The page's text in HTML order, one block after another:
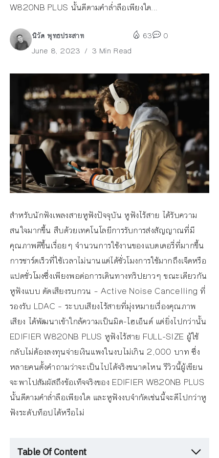
W820NB PLUS นั้นดีตามคำล่ำลือเพียงใด...
นิวัต พุทธประสาท
June 8, 2023
3 Min Read
63 0
สำหรับนักฟังเพลงสายหูฟังปัจจุบัน หูฟังไร้สาย ได้รับความ
สนใจมากขึ้น สืบด้วยเทคโนโลยีการรับการส่งสัญญาณที่มี
คุณภาพดีขึ้นเรื่อยๆ จำนวนการใช้งานของแบตเตอรี่ที่มากขึ้น
การชาร์ตเร็วที่ใช้เวลาไม่นานแต่ได้ชั่วโมงการใช้มากถึงเจ็ดหรือ
แปดชั่วโมงซึ่งเพียงพอต่อการเดินทางทริปยาวๆ ขณะเดียวกัน
หูฟังแบบ ตัดเสียงรบกวน – Active Noise Cancelling ที่
รองรับ LDAC – ระบบเสียงไร้สายที่มุ่งหมายเรื่องคุณภาพ
เสียง ได้พัฒนาเข้าใกล้ความเป็นมิด-ไฮเอ็นด์ แต่ยิ่งไปกว่านั้น
EDIFIER W820NB PLUS หูฟังไร้สาย FULL-SIZE ผู้ใช้
กลับไม่ต้องลงทุนจ่ายเงินแพงในงบไม่เกิน 2,000 บาท ซึ่ง
หลายคนตั้งคำถามว่าจะเป็นไปได้จริงขนาดไหน รีวิวนี้ผู้เขียน
จะพาไปสัมผัสถึงข้อเท็จจริงของ EDIFIER W820NB PLUS
นั้นดีตามคำล่ำลือเพียงใด และหูฟังงบจำกัดเช่นนี้จะดีไปกว่าหู
ฟังระดับท็อปได้หรือไม่
Table Of Content